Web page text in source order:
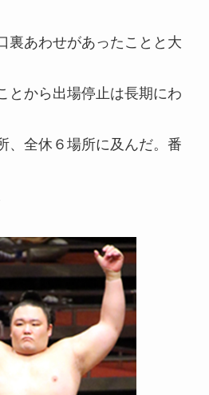
裏あわせがあったことと大
とから出場停止は長期にわ
、全休６場所に及んだ。番